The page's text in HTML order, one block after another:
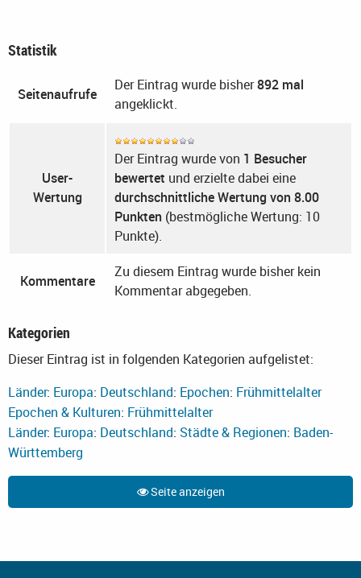
Statistik
Seitenaufrufe
Der Eintrag wurde bisher892 mal
angeklickt.
User-
Wertung
Der Eintrag wurde von 1 Besucher
bewertet und erzielte dabei eine
durchschnittliche Wertung von 8.00
Punkten (bestmögliche Wertung: 10
Punkte).
Kommentare
Zu diesem Eintrag wurde bisher kein
Kommentar abgegeben.
Kategorien
Dieser Eintrag ist in folgenden Kategorien aufgelistet:
Länder: Europa: Deutschland: Epochen: Frühmittelalter
Epochen & Kulturen: Frühmittelalter
Länder: Europa: Deutschland: Städte & Regionen: Baden-
Württemberg
Seite anzeigen